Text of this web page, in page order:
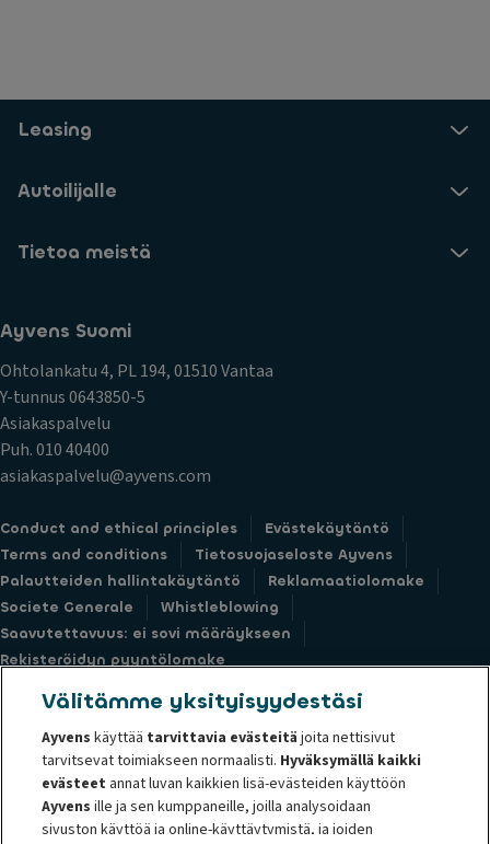
Leasing
Autoilijalle
Tietoa meistä
Ayvens Suomi
Ohtolankatu 4, PL 194, 01510 Vantaa
Y-tunnus 0643850-5
Asiakaspalvelu
Puh. 010 40400
asiakaspalvelu@ayvens.com
Conduct and ethical principles
Evästekäytäntö
Terms and conditions
Tietosuojaseloste Ayvens
Palautteiden hallintakäytäntö
Reklamaatiolomake
Societe Generale
Whistleblowing
Saavutettavuus: ei sovi määräykseen
Rekisteröidyn pyyntölomake
© 2026 Ayvens Group on yksi maailman johtavista kestävien
liikkumisratkaisujen kumppaneista, joka tarjoaa täyden palvelun leasingia,
joustavia tilauspalveluita, autokannan hallintapalveluita ja erilaisia
Välitämme yksityisyydestäsi
Ayvens käyttää tarvittavia evästeitä joita nettisivut
tarvitsevat toimiakseen normaalisti. Hyväksymällä kaikki
evästeet annat luvan kaikkien lisä-evästeiden käyttöön
Ayvens ille ja sen kumppaneille, joilla analysoidaan
sivuston käyttöä ja online-käyttäytymistä, ja joiden